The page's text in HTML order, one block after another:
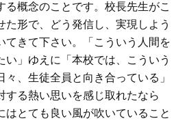
る概念のことです。校長先生がこ
た形で、どう発信し、実現しよう
てきて下さい。「こういう人間を
い」ゆえに「本校では、こういう
、生徒全員と向き合っている」
する熱い思いを感じ取れたなら
はとても良い風が吹いていること